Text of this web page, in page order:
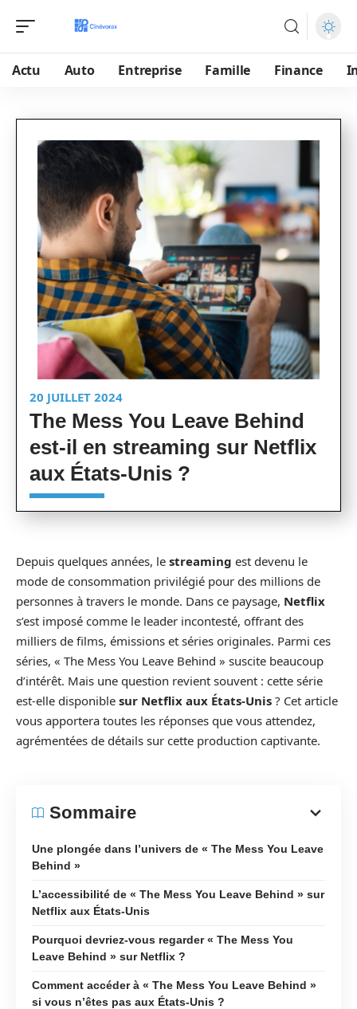
Actu Auto Entreprise Famille Finance
20 JUILLET 2024
The Mess You Leave Behind
est-il en streaming sur Netflix
aux États-Unis ?
Depuis quelques années, le streaming est devenu le
mode de consommation privilégié pour des millions de
personnes à travers le monde. Dans ce paysage, Netflix
s’est imposé comme le leader incontesté, offrant des
milliers de films, émissions et séries originales. Parmi ces
séries, « The Mess You Leave Behind » suscite beaucoup
d’intérêt. Mais une question revient souvent : cette série
est-elle disponible sur Netflix aux États-Unis ? Cet article
vous apportera toutes les réponses que vous attendez,
agrémentées de détails sur cette production captivante.
Sommaire
Une plongée dans l’univers de « The Mess You Leave
Behind »
L’accessibilité de « The Mess You Leave Behind » sur
Netflix aux États-Unis
Pourquoi devriez-vous regarder « The Mess You
Leave Behind » sur Netflix ?
Comment accéder à « The Mess You Leave Behind »
si vous n’êtes pas aux États-Unis ?